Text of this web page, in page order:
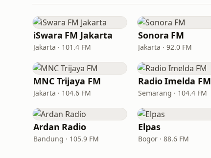
iSwara FM Jakarta
Jakarta · 101.4 FM
Sonora FM
Jakarta · 92.0 FM
MNC Trijaya FM
Jakarta · 104.6 FM
Radio Imelda FM
Semarang · 104.4 FM
Ardan Radio
Bandung · 105.9 FM
Elpas
Bogor · 88.6 FM